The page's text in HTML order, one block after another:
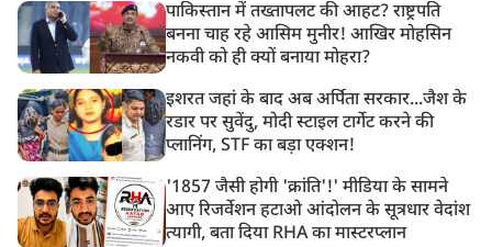
पाकिस्तान में तख्तापलट की आहट? राष्ट्रपति
बनना चाह रहे आसिम मुनीर! आखिर मोहसिन
नकवी को ही क्यों बनाया मोहरा?
इशरत जहां के बाद अब अर्पिता सरकार...जैश के
रडार पर सुवेंदु, मोदी स्टाइल टार्गेट करने की
प्लानिंग, STF का बड़ा एक्शन!
'1857 जैसी होगी 'क्रांति'!' मीडिया के सामने
आए रिजर्वेशन हटाओ आंदोलन के सूत्रधार वेदांश
त्यागी, बता दिया RHA का मास्टरप्लान